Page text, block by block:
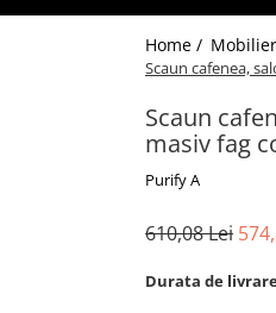
Home /
Scaun cafenea,
Scaun
masiv fag
Purify A
610,08 Lei
Durata de